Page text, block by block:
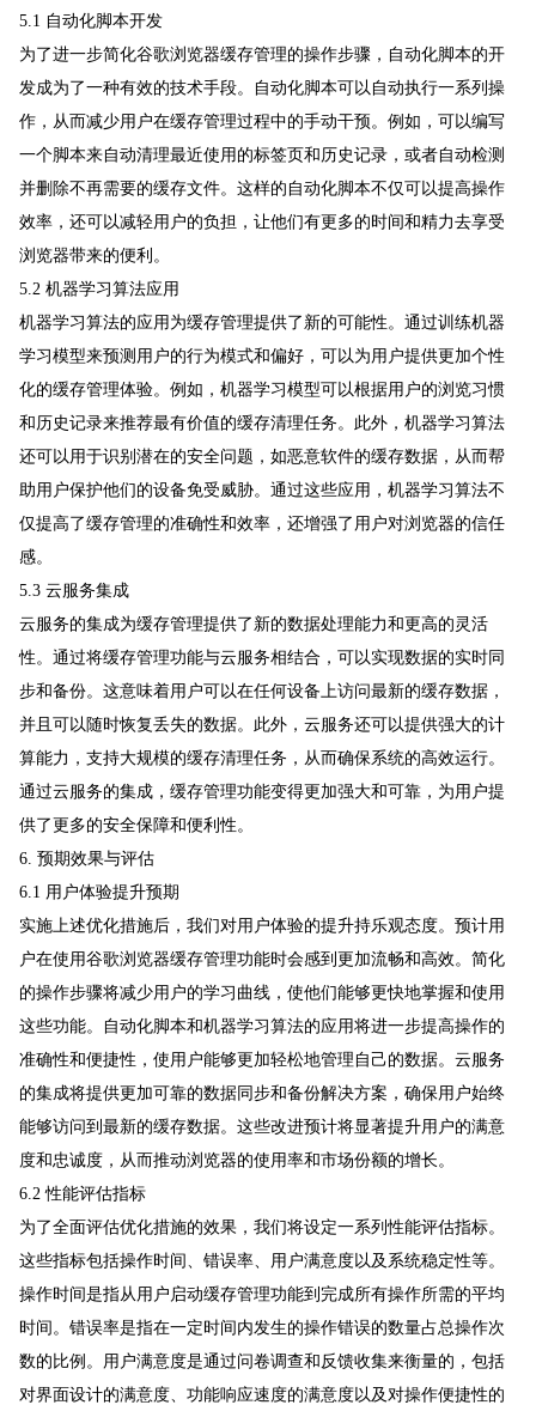
5.1 自动化脚本开发
为了进一步简化谷歌浏览器缓存管理的操作步骤，自动化脚本的开
发成为了一种有效的技术手段。自动化脚本可以自动执行一系列操
作，从而减少用户在缓存管理过程中的手动干预。例如，可以编写
一个脚本来自动清理最近使用的标签页和历史记录，或者自动检测
并删除不再需要的缓存文件。这样的自动化脚本不仅可以提高操作
效率，还可以减轻用户的负担，让他们有更多的时间和精力去享受
浏览器带来的便利。
5.2 机器学习算法应用
机器学习算法的应用为缓存管理提供了新的可能性。通过训练机器
学习模型来预测用户的行为模式和偏好，可以为用户提供更加个性
化的缓存管理体验。例如，机器学习模型可以根据用户的浏览习惯
和历史记录来推荐最有价值的缓存清理任务。此外，机器学习算法
还可以用于识别潜在的安全问题，如恶意软件的缓存数据，从而帮
助用户保护他们的设备免受威胁。通过这些应用，机器学习算法不
仅提高了缓存管理的准确性和效率，还增强了用户对浏览器的信任
感。
5.3 云服务集成
云服务的集成为缓存管理提供了新的数据处理能力和更高的灵活
性。通过将缓存管理功能与云服务相结合，可以实现数据的实时同
步和备份。这意味着用户可以在任何设备上访问最新的缓存数据，
并且可以随时恢复丢失的数据。此外，云服务还可以提供强大的计
算能力，支持大规模的缓存清理任务，从而确保系统的高效运行。
通过云服务的集成，缓存管理功能变得更加强大和可靠，为用户提
供了更多的安全保障和便利性。
6. 预期效果与评估
6.1 用户体验提升预期
实施上述优化措施后，我们对用户体验的提升持乐观态度。预计用
户在使用谷歌浏览器缓存管理功能时会感到更加流畅和高效。简化
的操作步骤将减少用户的学习曲线，使他们能够更快地掌握和使用
这些功能。自动化脚本和机器学习算法的应用将进一步提高操作的
准确性和便捷性，使用户能够更加轻松地管理自己的数据。云服务
的集成将提供更加可靠的数据同步和备份解决方案，确保用户始终
能够访问到最新的缓存数据。这些改进预计将显著提升用户的满意
度和忠诚度，从而推动浏览器的使用率和市场份额的增长。
6.2 性能评估指标
为了全面评估优化措施的效果，我们将设定一系列性能评估指标。
这些指标包括操作时间、错误率、用户满意度以及系统稳定性等。
操作时间是指从用户启动缓存管理功能到完成所有操作所需的平均
时间。错误率是指在一定时间内发生的操作错误的数量占总操作次
数的比例。用户满意度是通过问卷调查和反馈收集来衡量的，包括
对界面设计的满意度、功能响应速度的满意度以及对操作便捷性的